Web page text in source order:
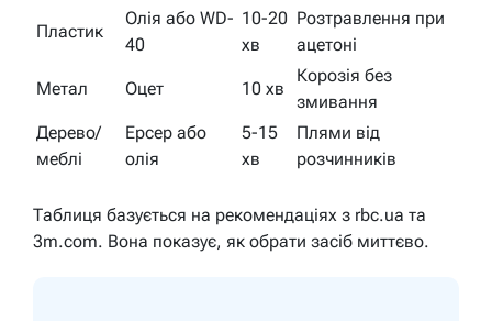
Пластик
Олія або WD-
40
10-20
хв
Розтравлення при
ацетоні
Метал Оцет 10 хв
Корозія без
змивання
Дерево/
меблі
Ерсер або
олія
5-15
хв
Плями від
розчинників
Таблиця базується на рекомендаціях з rbc.ua та
3m.com. Вона показує, як обрати засіб миттєво.